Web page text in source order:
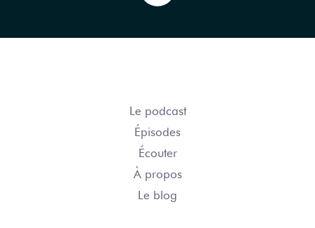
Le podcast
Épisodes
Écouter
À propos
Le blog